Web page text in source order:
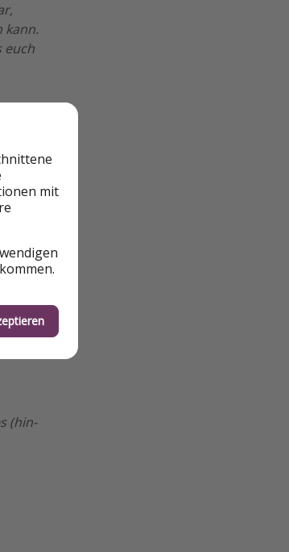
kann.
euch
(hin-
mit